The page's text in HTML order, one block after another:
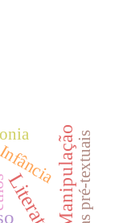
Manipulação